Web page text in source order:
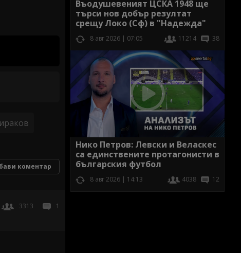
коментар
3313 1
Въодушевеният ЦСКА 1948 ще
търси нов добър резултат
срещу Локо (Сф) в "Надежда"
8 авг 2026 | 07:05 11214 38
Нико Петров: Левски и Веласкес
са единствените протагонисти в
българския футбол
8 авг 2026 | 14:13 4038 12